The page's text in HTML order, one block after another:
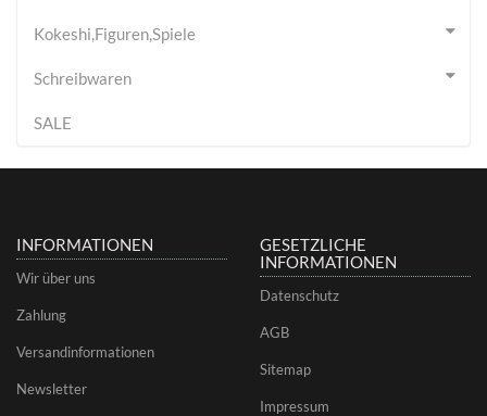
Kokeshi,Figuren,Spiele
Schreibwaren
SALE
INFORMATIONEN
Wir über uns
Zahlung
Versandinformationen
Newsletter
GESETZLICHE
INFORMATIONEN
Datenschutz
AGB
Sitemap
Impressum